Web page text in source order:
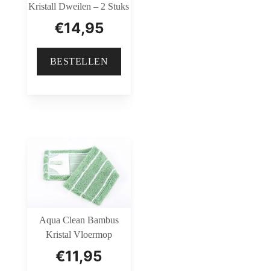
Kristall Dweilen – 2 Stuks
€14,95
BESTELLEN
Aqua Clean Bambus
Kristal Vloermop
€11,95